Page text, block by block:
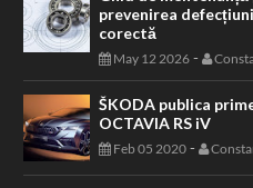
prevenirea
corectă
May 12 2026-
ŠKODA publica
OCTAVIA RS iV
Feb 05 2020-